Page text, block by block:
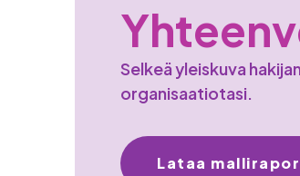
Selkeä yleiskuva
organisaatiotasi.
Lataa